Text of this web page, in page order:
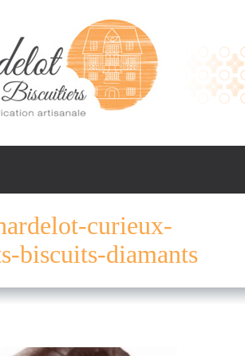
curieux-
biscuits-diamants